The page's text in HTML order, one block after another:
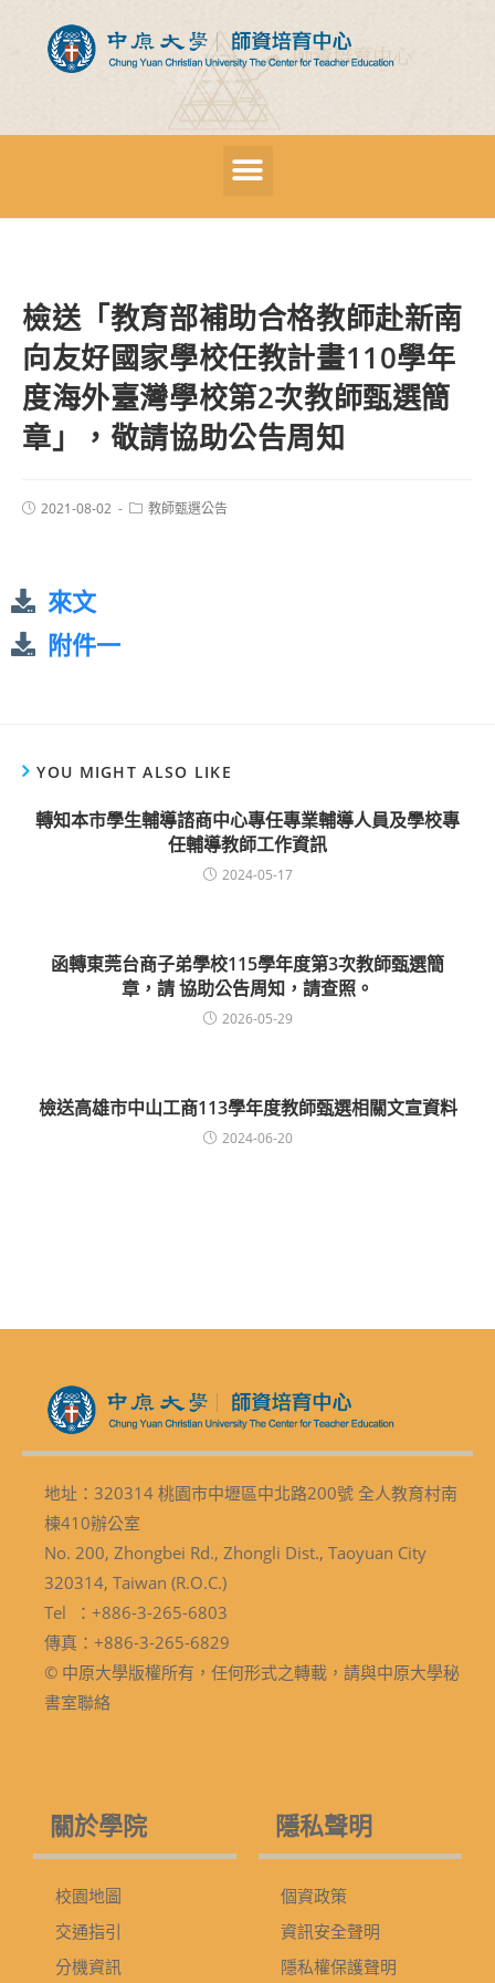
檢送「教育部補助合格教師赴新南
向友好國家學校任教計畫110學年
度海外臺灣學校第2次教師甄選簡
章」，敬請協助公告周知
2021-08-02 教師甄選公告
來文
附件一
YOU MIGHT ALSO LIKE
轉知本市學生輔導諮商中心專任專業輔導人員及學校專
任輔導教師工作資訊
2024-05-17
函轉東莞台商子弟學校115學年度第3次教師甄選簡
章，請 協助公告周知，請查照。
2026-05-29
檢送高雄市中山工商113學年度教師甄選相關文宣資料
2024-06-20
地址：320314 桃園市中壢區中北路200號 全人教育村南
棟410辦公室
No. 200, Zhongbei Rd., Zhongli Dist., Taoyuan City
320314, Taiwan (R.O.C.)
Tel ：+886-3-265-6803
傳真：+886-3-265-6829
© 中原大學版權所有，任何形式之轉載，請與中原大學秘
書室聯絡
關於學院
校園地圖
交通指引
分機資訊
隱私聲明
個資政策
資訊安全聲明
隱私權保護聲明